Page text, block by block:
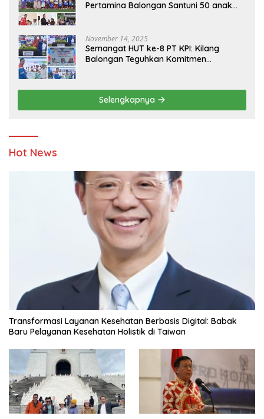
Pertamina Balongan Santuni 50 anak
November 14, 2025
Semangat HUT ke-8 PT KPI: Kilang
Balongan Teguhkan Komitmen
Pendidikan
Selengkapnya
Hot News
Transformasi Layanan Kesehatan Berbasis Digital: Babak
Baru Pelayanan Kesehatan Holistik di Taiwan